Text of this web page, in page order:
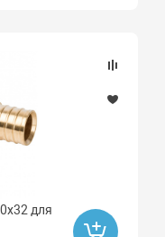
для